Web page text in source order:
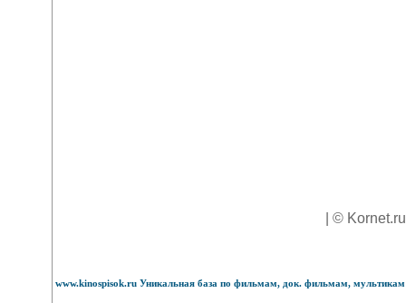
| ©
www.kinospisok.ru Уникальная база по фильмам, док. фильмам,